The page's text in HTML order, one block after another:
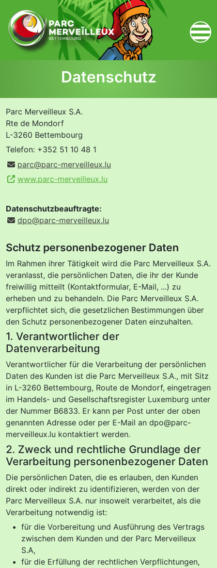
Datenschutz
Parc Merveilleux S.A.
Rte de Mondorf
L-3260 Bettembourg
Telefon: +352 51 10 48 1
parc@parc-merveilleux.lu
www.parc-merveilleux.lu
Datenschutzbeauftragte:
dpo@parc-merveilleux.lu
Schutz personenbezogener Daten
Im Rahmen ihrer Tätigkeit wird die Parc Merveilleux S.A.
veranlasst, die persönlichen Daten, die ihr der Kunde
freiwillig mitteilt (Kontaktformular, E-Mail, ...) zu
erheben und zu behandeln. Die Parc Merveilleux S.A.
verpflichtet sich, die gesetzlichen Bestimmungen über
den Schutz personenbezogener Daten einzuhalten.
1. Verantwortlicher der
Datenverarbeitung
Verantwortlicher für die Verarbeitung der persönlichen
Daten des Kunden ist die Parc Merveilleux S.A., mit Sitz
in L-3260 Bettembourg, Route de Mondorf, eingetragen
im Handels- und Gesellschaftsregister Luxemburg unter
der Nummer B6833. Er kann per Post unter der oben
genannten Adresse oder per E-Mail an dpo@parc-
merveilleux.lu kontaktiert werden.
2. Zweck und rechtliche Grundlage der
Verarbeitung personenbezogener Daten
Die persönlichen Daten, die es erlauben, den Kunden
direkt oder indirekt zu identifizieren, werden von der
Parc Merveilleux S.A. nur insoweit verarbeitet, als die
Verarbeitung notwendig ist:
für die Vorbereitung und Ausführung des Vertrags
zwischen dem Kunden und der Parc Merveilleux
S.A,
für die Erfüllung der rechtlichen Verpflichtungen,